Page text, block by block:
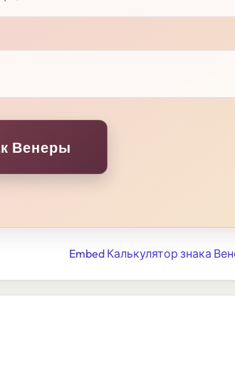
Венеры
Embed Калькулятор знака